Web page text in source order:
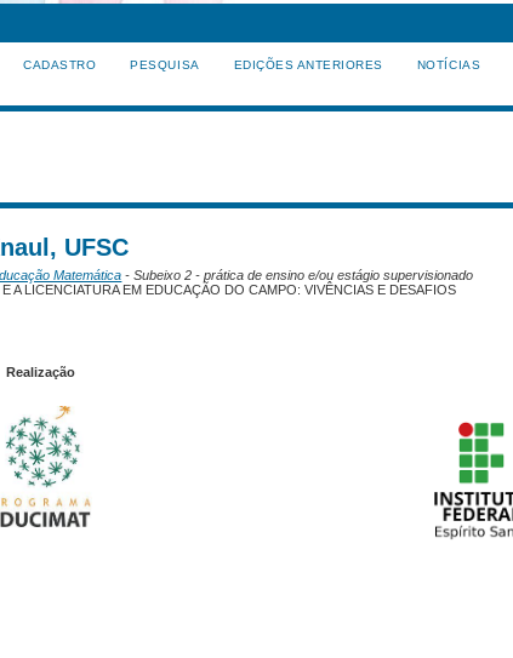
CADASTRO PESQUISA EDIÇÕES ANTERIORES NOTÍCIAS
UFSC
Matemática - Subeixo 2 - prática de ensino e/ou estágio supervisionado
A LICENCIATURA EM EDUCAÇÃO DO CAMPO: VIVÊNCIAS E DESAFIOS
Realização